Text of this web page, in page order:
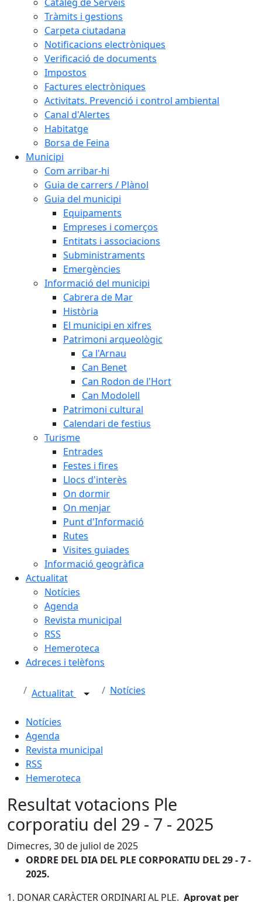
Tràmits i gestions
Carpeta ciutadana
Notificacions electròniques
Verificació de documents
Impostos
Factures electròniques
Activitats. Prevenció i control ambiental
Canal d'Alertes
Habitatge
Borsa de Feina
Municipi
Com arribar-hi
Guia de carrers / Plànol
Guia del municipi
Equipaments
Empreses i comerços
Entitats i associacions
Subministraments
Emergències
Informació del municipi
Cabrera de Mar
Història
El municipi en xifres
Patrimoni arqueològic
Ca l'Arnau
Can Benet
Can Rodon de l'Hort
Can Modolell
Patrimoni cultural
Calendari de festius
Turisme
Entrades
Festes i fires
Llocs d'interès
On dormir
On menjar
Punt d'Informació
Rutes
Visites guiades
Informació geogràfica
Actualitat
Notícies
Agenda
Revista municipal
RSS
Hemeroteca
Adreces i telèfons
Actualitat Notícies
Notícies
Agenda
Revista municipal
RSS
Hemeroteca
Resultat votacions Ple
corporatiu del 29 - 7 - 2025
Dimecres, 30 de juliol de 2025
ORDRE DEL DIA DEL PLE CORPORATIU DEL 29 - 7 -
2025.
1. DONAR CARÀCTER ORDINARI AL PLE. Aprovat per